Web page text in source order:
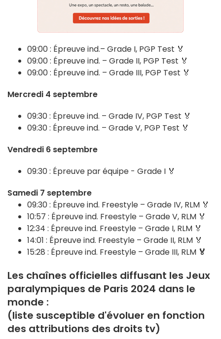
09:00 : Épreuve ind.– Grade I, PGP Test 🏅
09:00 : Épreuve ind. – Grade II, PGP Test 🏅
09:00 : Épreuve ind. – Grade III, PGP Test 🏅
Mercredi 4 septembre
09:30 : Épreuve ind. – Grade IV, PGP Test 🏅
09:30 : Épreuve ind. – Grade V, PGP Test 🏅
Vendredi 6 septembre
09:30 : Épreuve par équipe - Grade I 🏅
Samedi 7 septembre
09:30 : Épreuve ind. Freestyle – Grade IV, RLM 🏅
10:57 : Épreuve ind. Freestyle – Grade V, RLM 🏅
12:34 : Épreuve ind. Freestyle – Grade I, RLM 🏅
14:01 : Épreuve ind. Freestyle – Grade II, RLM 🏅
15:28 : Épreuve ind. Freestyle – Grade III, RLM 🏅
Les chaînes officielles diffusant les Jeux
paralympiques de Paris 2024 dans le
monde :
(liste susceptible d'évoluer en fonction
des attributions des droits tv)